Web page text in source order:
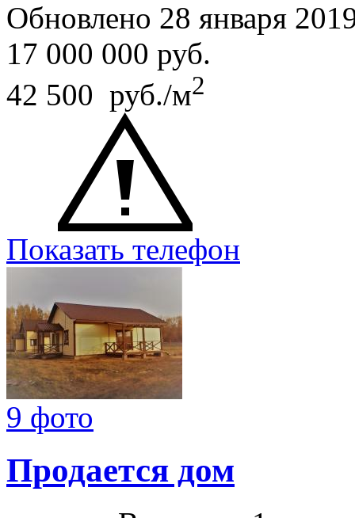
Обновлено 28 января
17 000 000 руб.
42 500 руб./м2
Показать телефон
9 фото
Продается дом